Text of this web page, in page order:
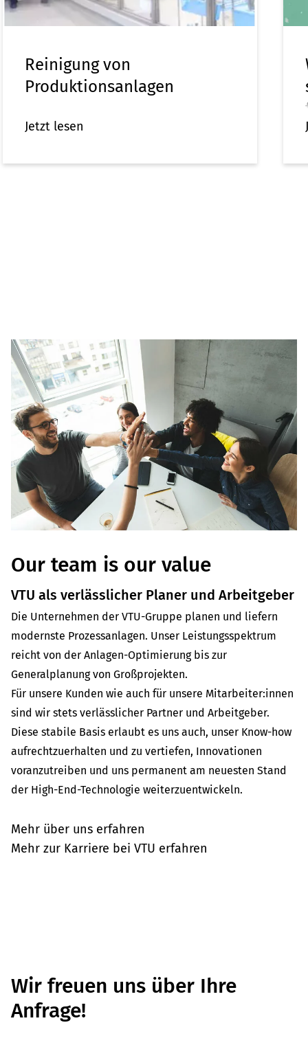
Reinigung von
Produktionsanlagen
Jetzt lesen
Our team is our value
VTU als verlässlicher Planer und Arbeitgeber
Die Unternehmen der VTU-Gruppe planen und liefern
modernste Prozessanlagen. Unser Leistungsspektrum
reicht von der Anlagen-Optimierung bis zur
Generalplanung von Großprojekten.
Für unsere Kunden wie auch für unsere Mitarbeiter:innen
sind wir stets verlässlicher Partner und Arbeitgeber.
Diese stabile Basis erlaubt es uns auch, unser Know-how
aufrechtzuerhalten und zu vertiefen, Innovationen
voranzutreiben und uns permanent am neuesten Stand
der High-End-Technologie weiterzuentwickeln.
Mehr über uns erfahren
Mehr zur Karriere bei VTU erfahren
Wir freuen uns über Ihre
Anfrage!